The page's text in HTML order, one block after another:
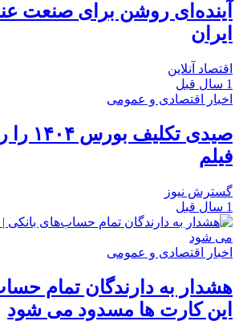
آینده‌ای روشن برای صنعت
ایران
اقتصاد آنلاین
1 سال قبل
اخبار اقتصادی و عمومی
صیدی
فیلم
گسترش نیوز
1 سال قبل
اخبار اقتصادی و عمومی
هشدار به دارندگان تمام
این کارت ها مسدود می شود